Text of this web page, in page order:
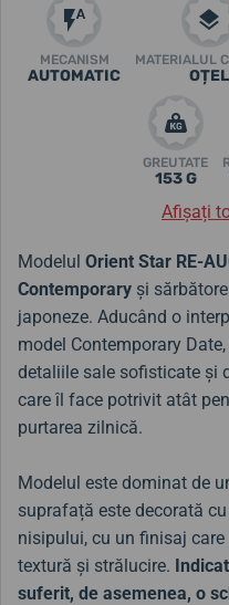
MECANISM
AUTOMATIC
MATERIALUL
OȚEL
GREUTATE
153 G
Afișați
Modelul Orient Star RE-
Contemporary și
japoneze. Aducând o
model Contemporary
detaliile sale sofisticate și
care îl face potrivit atât
purtarea zilnică.
Modelul este dominat de
suprafață este decorată
nisipului, cu un finisaj
textură și strălucire.
suferit, de asemenea, o